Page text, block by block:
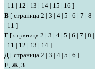
| 11 | 12 | 13 | 14 | 15 | 16 ]
В [ страница 2 | 3 | 4 | 5 | 6 | 7 | 8 |
| 11 ]
Г [ страница 2 | 3 | 4 | 5 | 6 | 7 | 8 |
| 11 | 12 | 13 | 14 ]
Д [ страница 2 | 3 | 4 | 5 | 6 ]
Е, Ж, З